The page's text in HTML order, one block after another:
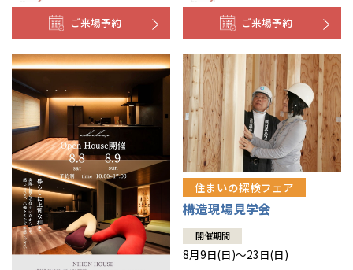
ご来場予約 ご来場予約
住まいの探検フェア
構造現場見学会
開催期間
8月9日(日)～23日(日)